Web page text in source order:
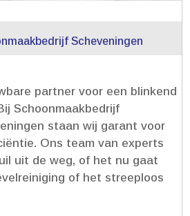
Scheveningen
partner voor een blinkend
Schoonmaakbedrijf
staan wij garant voor
Ons team van experts
uit de weg, of het nu gaat
of het streeploos